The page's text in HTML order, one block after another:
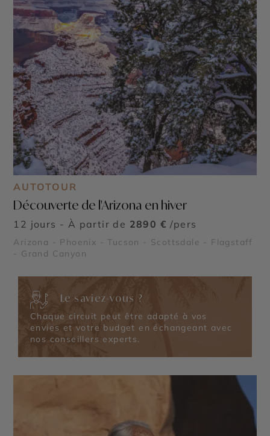
AUTOTOUR
Découverte de l'Arizona en hiver
12 jours - À partir de 2890 € /pers
Arizona - Phoenix - Tucson - Scottsdale - Flagstaff
- Grand Canyon
Le saviez-vous ?
Chaque circuit peut être adapté à vos
envies et votre budget en échangeant avec
nos conseillers experts.